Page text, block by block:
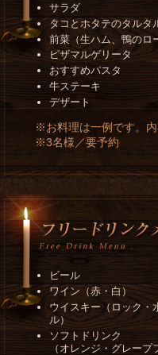
サラダ
タコとホタテのタルタ
前菜（生ハム、鴨のロ
ピザマルゲリータ
おすすめパスタ
牛ステーキ
デザート
※お料理は一例です。内
※3名様／要予約
ビール
ワイン（赤・白）
ウイスキー（ロック・
ル）
ソフトドリンク
（オレンジ・グレープ